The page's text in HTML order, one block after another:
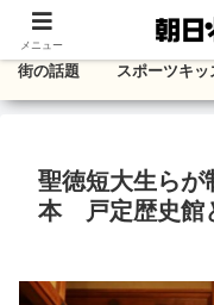
千葉・
街の話題 スポーツキッ
聖徳短大生ら
本 戸定歴史館
メニュー